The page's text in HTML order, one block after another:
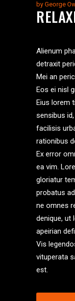
by George
Alienum
detraxit
Mei an
Eos ei nisl
Eius lorem
sensibus
facilisis
rationibus
Ex error
ea vim.
gloriatur
probatus
ne omnes
denique, ut
apeirian
Vis
vituperata
est.